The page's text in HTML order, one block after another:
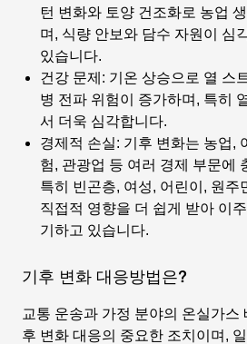
턴 변화와 토양 건조화로 농업
며, 식량 안보와 담수 자원이 심
있습니다.
건강 문제 : 기온 상승으로 열 스
병 전파 위험이 증가하며, 특히
서 더욱 심각합니다.
경제적 손실: 기후 변화는 농업,
험, 관광업 등 여러 경제 부문에
특히 빈곤층, 여성, 어린이, 원주
직접적 영향을 더 쉽게 받아 이
기하고 있습니다.
기후 변화 대응방법은?
교통 운송과 가정 분야의 온실가스
후 변화 대응의 중요한 조치이며,